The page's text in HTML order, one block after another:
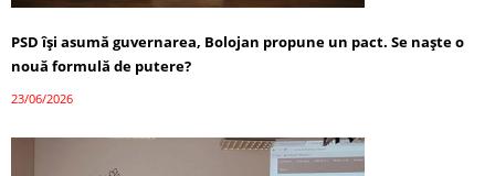
PSD își asumă guvernarea, Bolojan propune un pact. Se naște o
nouă formulă de putere?
23/06/2026